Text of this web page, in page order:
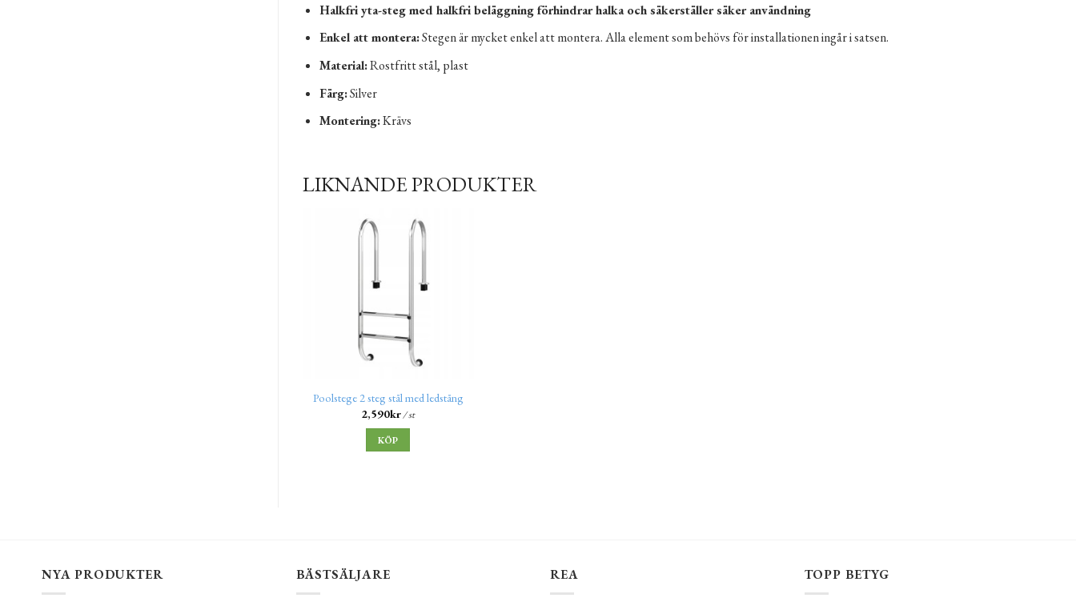
Halkfri yta-steg med halkfri beläggning förhindrar halka och säkerställer säker användning
Enkel att montera:Stegen är mycket enkel att montera. Alla element som behövs för installationen ingår i satsen.
Material:Rostfritt stål, plast
Färg:Silver
Montering:Krävs
LIKNANDE PRODUKTER
Poolstege 2 steg stål med ledstång
2,590kr/ st
KÖP
NYA PRODUKTER BÄSTSÄLJARE REA TOPP BETYG